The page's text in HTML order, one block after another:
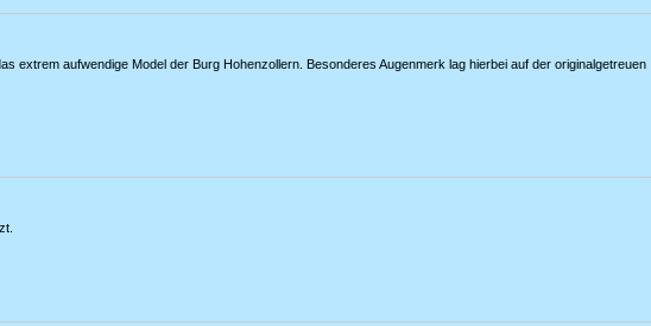
extrem aufwendige Model der Burg Hohenzollern. Besonderes Augenmerk lag hierbei auf der originalgetreuen